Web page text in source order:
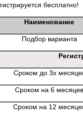
бесплатно!
Наименование
Подбор варианта
Сроком до 3х
Сроком на 6 месяцев
Сроком на 12